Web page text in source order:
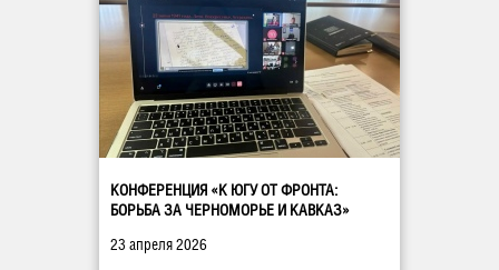
КОНФЕРЕНЦИЯ «К ЮГУ ОТ ФРОНТА:
БОРЬБА ЗА ЧЕРНОМОРЬЕ И КАВКАЗ»
23 апреля 2026